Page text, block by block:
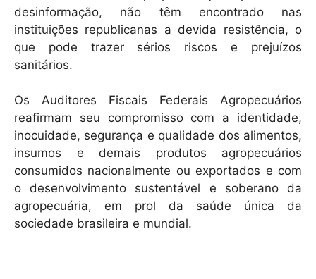
desinformação, não têm encontrado nas
instituições republicanas a devida resistência, o
que pode trazer sérios riscos e prejuízos
sanitários.
Os Auditores Fiscais Federais Agropecuários
reafirmam seu compromisso com a identidade,
inocuidade, segurança e qualidade dos alimentos,
insumos e demais produtos agropecuários
consumidos nacionalmente ou exportados e com
o desenvolvimento sustentável e soberano da
agropecuária, em prol da saúde única da
sociedade brasileira e mundial.